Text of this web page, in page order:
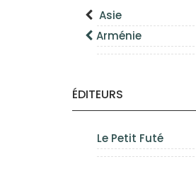
Asie
Arménie
ÉDITEURS
Le Petit Futé